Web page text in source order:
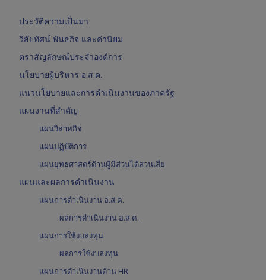
ประวัติความเป็นมา
วิสัยทัศน์ พันธกิจ และค่านิยม
ตราสัญลักษณ์ประจำองค์การ
นโยบายผู้บริหาร อ.ส.ค.
แนวนโยบายและการดำเนินงานของภาครัฐ
แผนงานที่สำคัญ
แผนวิสาหกิจ
แผนปฏิบัติการ
แผนยุทธศาสตร์ด้านผู้มีส่วนได้ส่วนเสีย
แผนและผลการดำเนินงาน
แผนการดำเนินงาน อ.ส.ค.
ผลการดำเนินงาน อ.ส.ค.
แผนการใช้งบลงทุน
ผลการใช้งบลงทุน
แผนการดำเนินงานด้าน HR